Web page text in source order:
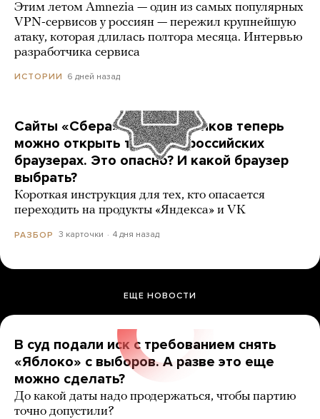
Этим летом Amnezia — один из самых популярных
VPN-сервисов у россиян — пережил крупнейшую
атаку, которая длилась полтора месяца. Интервью
разработчика сервиса
ИСТОРИИ 6 дней назад
Сайты «Сбера» и других банков теперь
можно открыть только в российских
браузерах. Это опасно? И какой браузер
выбрать?
Короткая инструкция для тех, кто опасается
переходить на продукты «Яндекса» и VK
РАЗБОР 3 карточки 4 дня назад
ЕЩЕ НОВОСТИ
В суд подали иск с требованием снять
«Яблоко» с выборов. А разве это еще
можно сделать?
До какой даты надо продержаться, чтобы партию
точно допустили?